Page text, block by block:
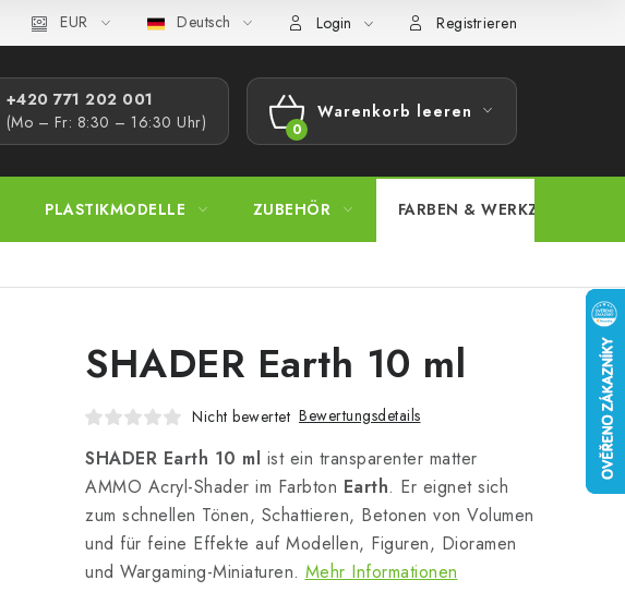
Datenschutzbestimmungen Beschwerdeverfahren Großhandel
EUR Deutsch Login Registrieren
+420 771 202 001​
(Mo – Fr: 8:30 – 16:30 Uhr)
WARENKORB
Warenkorb leeren
PLASTIKMODELLE ZUBEHÖR FARBEN & WERKZEUGE
SHADER Earth 10 ml
Nicht bewertet Bewertungsdetails
SHADER Earth 10 ml ist ein transparenter matter
AMMO Acryl-Shader im Farbton Earth. Er eignet sich
zum schnellen Tönen, Schattieren, Betonen von Volumen
und für feine Effekte auf Modellen, Figuren, Dioramen
und Wargaming-Miniaturen. Mehr Informationen